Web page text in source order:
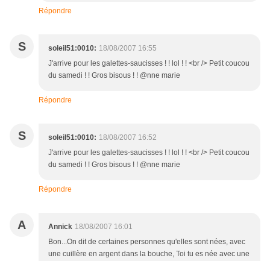
Répondre
S soleil51:0010: 18/08/2007 16:55
J'arrive pour les galettes-saucisses ! ! lol ! ! <br /> Petit coucou
du samedi ! ! Gros bisous ! ! @nne marie
Répondre
S soleil51:0010: 18/08/2007 16:52
J'arrive pour les galettes-saucisses ! ! lol ! ! <br /> Petit coucou
du samedi ! ! Gros bisous ! ! @nne marie
Répondre
A Annick 18/08/2007 16:01
Bon...On dit de certaines personnes qu'elles sont nées, avec
une cuillère en argent dans la bouche, Toi tu es née avec une